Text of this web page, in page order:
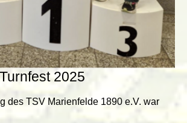
2025
des TSV Marienfelde 1890 e.V. war